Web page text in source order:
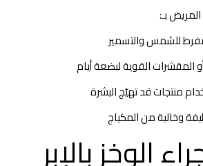
بـ:
للشمس والتسمير
القوية لبضعة أيام
قد تهيّج البشرة
من المكياج
الوخز بالإبر